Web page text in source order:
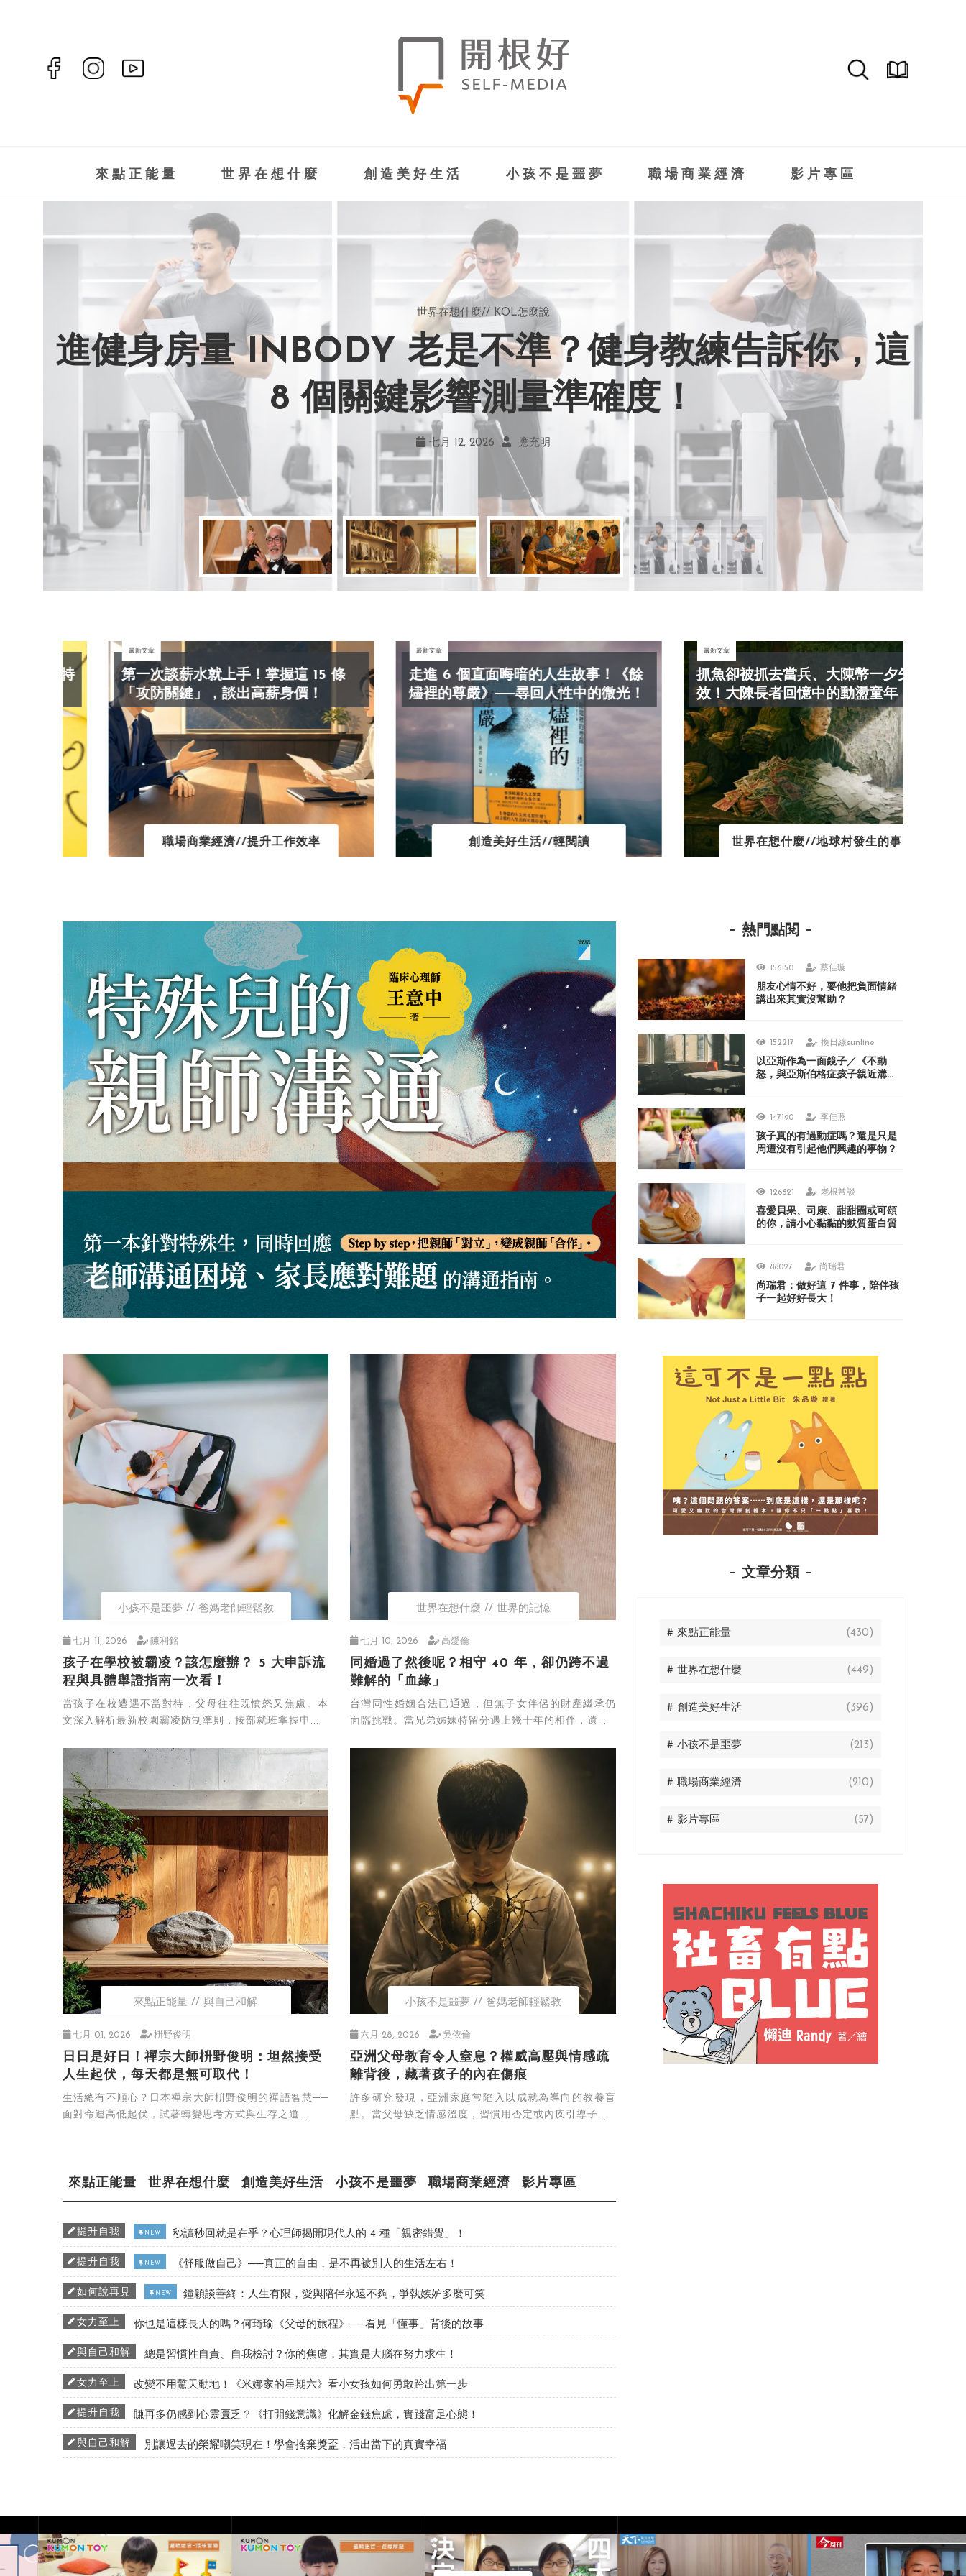
來點正能量 世界在想什麼 創造美好生活 小孩不是噩夢 職場商業經濟 影片專區
世界在想什麼//地球村發生的事
AI 複製吉卜力畫風引爭議！宮崎駿用七年證明：人腦
創作仍無可取代
七月 19, 2026 菲利浦．科特勒
來點正能量//與自己和解
別讓過去的榮耀嘲笑現在！學會捨棄獎盃，活出當下
的真實幸福
七月 17, 2026 亞瑟．布魯克斯
來點正能量// 女力至上
改變不用驚天動地！《米娜家的星期六》看小女孩如
何勇敢跨出第一步
七月 22, 2026 不正田心
世界在想什麼// KOL怎麼說
進健身房量 INBODY 老是不準？健身教練告訴你，這
8 個關鍵影響測量準確度！
七月 12, 2026 應充明
第一次談薪水就上手！掌握這 15 條
「攻防關鍵」，談出高薪身價！
職場商業經濟//提升工作效率
走進 6 個直面晦暗的人生故事！《餘
燼裡的尊嚴》──尋回人性中的微光！
創造美好生活//輕閱讀
抓魚卻被抓去當兵、大陳幣一夕失
效！大陳長者回憶中的動盪童年！
世界在想什麼//地球村發生的事
小孩不是噩夢 爸媽老師輕鬆教
七月 11, 2026 陳利銘
孩子在學校被霸凌？該怎麼辦？ 5 大申訴流
程與具體舉證指南一次看！
當孩子在校遭遇不當對待，父母往往既憤怒又焦慮。本
文深入解析最新校園霸凌防制準則，按部就班掌握申...
世界在想什麼 世界的記憶
七月 10, 2026 高愛倫
同婚過了然後呢？相守 40 年，卻仍跨不過
難解的「血緣」
台灣同性婚姻合法已通過，但無子女伴侶的財產繼承仍
面臨挑戰。當兄弟姊妹特留分遇上幾十年的相伴，遺...
來點正能量 與自己和解
七月 01, 2026 枡野俊明
日日是好日！禪宗大師枡野俊明：坦然接受
人生起伏，每天都是無可取代！
生活總有不順心？日本禪宗大師枡野俊明的禪語智慧──
面對命運高低起伏，試著轉變思考方式與生存之道...
小孩不是噩夢 爸媽老師輕鬆教
六月 28, 2026 吳依倫
亞洲父母教育令人窒息？權威高壓與情感疏
離背後，藏著孩子的內在傷痕
許多研究發現，亞洲家庭常陷入以成就為導向的教養盲
點。當父母缺乏情感溫度，習慣用否定或內疚引導子...
來點正能量 世界在想什麼 創造美好生活 小孩不是噩夢 職場商業經濟 影片專區
提升自我 NEW 秒讀秒回就是在乎？心理師揭開現代人的 4 種「親密錯覺」！
提升自我 NEW 《舒服做自己》──真正的自由，是不再被別人的生活左右！
如何說再見 NEW 鐘穎談善終：人生有限，愛與陪伴永遠不夠，爭執嫉妒多麼可笑
女力至上 你也是這樣長大的嗎？何琦瑜《父母的旅程》──看見「懂事」背後的故事
與自己和解 總是習慣性自責、自我檢討？你的焦慮，其實是大腦在努力求生！
女力至上 改變不用驚天動地！《米娜家的星期六》看小女孩如何勇敢跨出第一步
提升自我 賺再多仍感到心靈匱乏？《打開錢意識》化解金錢焦慮，實踐富足心態！
與自己和解 別讓過去的榮耀嘲笑現在！學會捨棄獎盃，活出當下的真實幸福
熱門點閱
156150 蔡佳璇
朋友心情不好，要他把負面情緒
講出來其實沒幫助？
152217 換日線sunline
以亞斯作為一面鏡子／《不動
怒，與亞斯伯格症孩子親近溝
147190 李佳燕
孩子真的有過動症嗎？還是只是
周遭沒有引起他們興趣的事物？
126821 老根常談
喜愛貝果、司康、甜甜圈或可頌
的你，請小心黏黏的麩質蛋白質
88027 尚瑞君
尚瑞君：做好這 7 件事，陪伴孩
子一起好好長大！
文章分類
# 來點正能量 (430)
# 世界在想什麼 (449)
# 創造美好生活 (396)
# 小孩不是噩夢 (213)
# 職場商業經濟 (210)
# 影片專區 (57)